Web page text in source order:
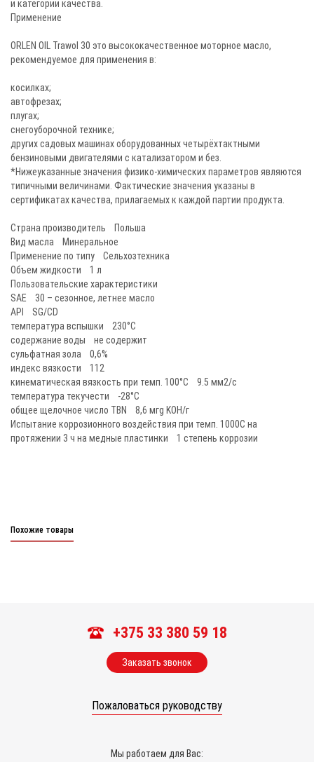
и категории качества.
Применение
ORLEN OIL Trawol 30 это высококачественное моторное масло,
рекомендуемое для применения в:
косилках;
автофрезах;
плугах;
снегоуборочной технике;
других садовых машинах оборудованных четырёхтактными
бензиновыми двигателями с катализатором и без.
*Нижеуказанные значения физико-химических параметров являются
типичными величинами. Фактические значения указаны в
сертификатах качества, прилагаемых к каждой партии продукта.
Страна производитель Польша
Вид масла Минеральное
Применение по типу Сельхозтехника
Объем жидкости 1 л
Пользовательские характеристики
SAE 30 – сезонное, летнее масло
API SG/CD
температура вспышки 230°C
содержание воды не содержит
сульфатная зола 0,6%
индекс вязкости 112
кинематическая вязкость при темп. 100°C 9.5 мм2/с
температура текучести -28°C
общее щелочное число TBN 8,6 мгg KOH/г
Испытание коррозионного воздействия при темп. 1000C на
протяжении 3 ч на медные пластинки 1 степень коррозии
Похожие товары
+375 33 380 59 18
Заказать звонок
Пожаловаться руководству
Мы работаем для Вас: